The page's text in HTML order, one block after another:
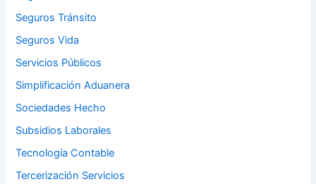
Seguros Tránsito
Seguros Vida
Servicios Públicos
Simplificación Aduanera
Sociedades Hecho
Subsidios Laborales
Tecnología Contable
Tercerización Servicios